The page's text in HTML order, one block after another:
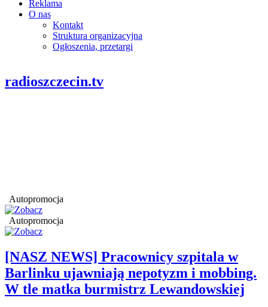
Reklama
O nas
Kontakt
Struktura organizacyjna
Ogłoszenia, przetargi
radioszczecin.tv
Autopromocja
Autopromocja
[NASZ NEWS] Pracownicy szpitala w
Barlinku ujawniają nepotyzm i mobbing.
W tle matka burmistrz Lewandowskiej